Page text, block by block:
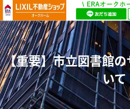
【重要】市立図書館
いて